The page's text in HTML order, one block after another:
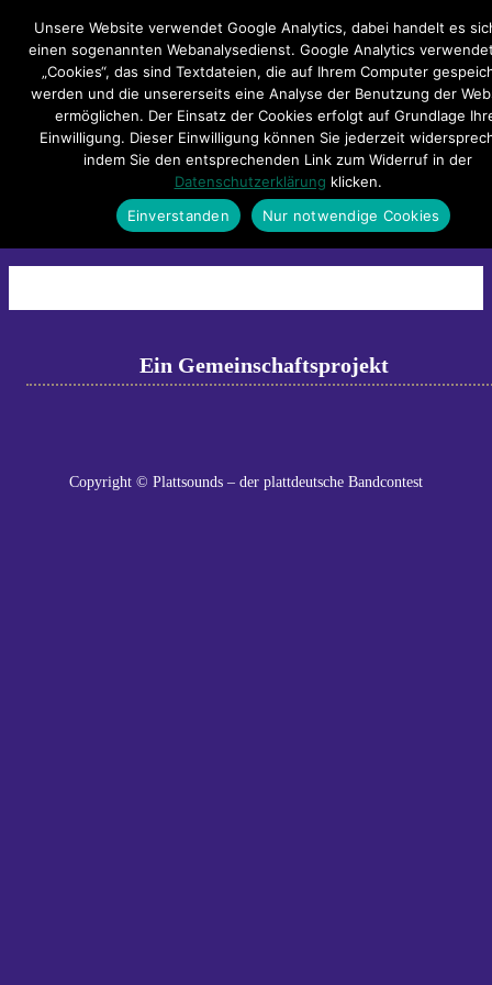
Impressum Datenschutzerklärung
Teilnahmebedingungen
Sitemap
Kontakt
0065_211120_stadthagen_plattsounds_0080
Ein Gemeinschaftsprojekt
Copyright © Plattsounds – der plattdeutsche Bandcontest
Hauptmenü
Unsere Website verwendet Google Analytics, dabei handelt es
einen sogenannten Webanalysedienst. Google Analytics
„Cookies“, das sind Textdateien, die auf Ihrem Computer
werden und die unsererseits eine Analyse der Benutzung der
ermöglichen. Der Einsatz der Cookies erfolgt auf Grundlage
Einwilligung. Dieser Einwilligung können Sie jederzeit
indem Sie den entsprechenden Link zum Widerruf in der
Datenschutzerklärung klicken.
Einverstanden
Nur notwendige Cookies